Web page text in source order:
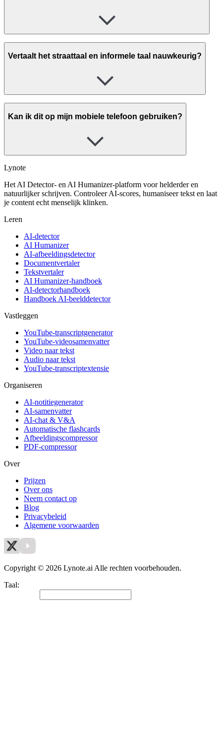
Vertaalt het straattaal en informele taal nauwkeurig?
Kan ik dit op mijn mobiele telefoon gebruiken?
Lynote
Het AI Detector- en AI Humanizer-platform voor helderder en
natuurlijker schrijven. Controleer AI-scores, humaniseer tekst en laat
je content echt menselijk klinken.
Leren
AI-detector
AI Humanizer
AI-afbeeldingsdetector
Documentvertaler
Tekstvertaler
AI Humanizer-handboek
AI-detectorhandboek
Handboek AI-beelddetector
Vastleggen
YouTube-transcriptgenerator
YouTube-videosamenvatter
Video naar tekst
Audio naar tekst
YouTube-transcriptextensie
Organiseren
AI-notitiegenerator
AI-samenvatter
AI-chat & V&A
Automatische flashcards
Afbeeldingscompressor
PDF-compressor
Over
Prijzen
Over ons
Neem contact op
Blog
Privacybeleid
Algemene voorwaarden
Copyright © 2026 Lynote.ai Alle rechten voorbehouden.
Taal: